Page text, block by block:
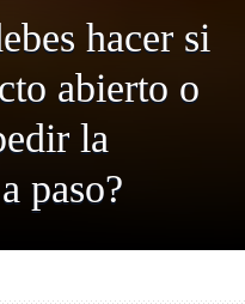
hacer si
abierto o
la
paso?